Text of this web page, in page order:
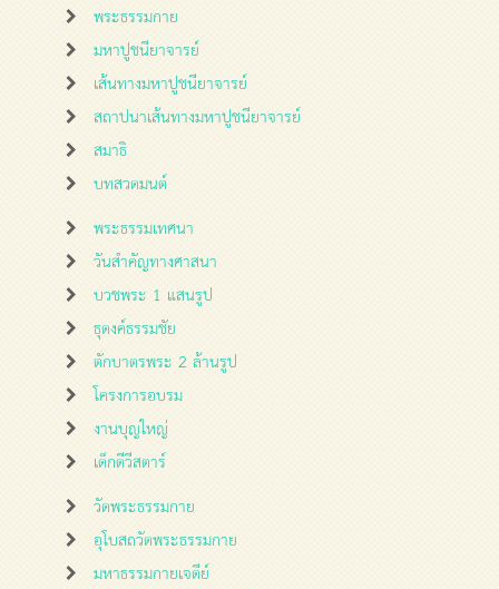
พระธรรมกาย
มหาปูชนียาจารย์
เส้นทางมหาปูชนียาจารย์
สถาปนาเส้นทางมหาปูชนียาจารย์
สมาธิ
บทสวดมนต์
พระธรรมเทศนา
วันสำคัญทางศาสนา
บวชพระ 1 แสนรูป
ธุดงค์ธรรมชัย
ตักบาตรพระ 2 ล้านรูป
โครงการอบรม
งานบุญใหญ่
เด็กดีวีสตาร์
วัดพระธรรมกาย
อุโบสถวัดพระธรรมกาย
มหาธรรมกายเจดีย์